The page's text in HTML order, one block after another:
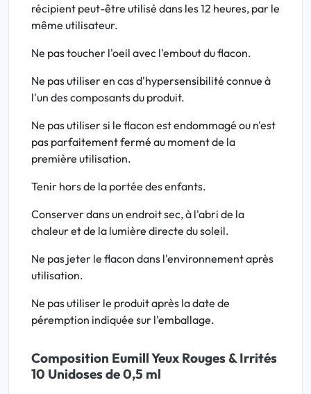
récipient peut-être utilisé dans les 12 heures, par le
même utilisateur.
Ne pas toucher l'oeil avec l'embout du flacon.
Ne pas utiliser en cas d'hypersensibilité connue à
l'un des composants du produit.
Ne pas utiliser si le flacon est endommagé ou n'est
pas parfaitement fermé au moment de la
première utilisation.
Tenir hors de la portée des enfants.
Conserver dans un endroit sec, à l'abri de la
chaleur et de la lumière directe du soleil.
Ne pas jeter le flacon dans l'environnement après
utilisation.
Ne pas utiliser le produit après la date de
péremption indiquée sur l'emballage.
Composition Eumill Yeux Rouges & Irrités
10 Unidoses de 0,5 ml